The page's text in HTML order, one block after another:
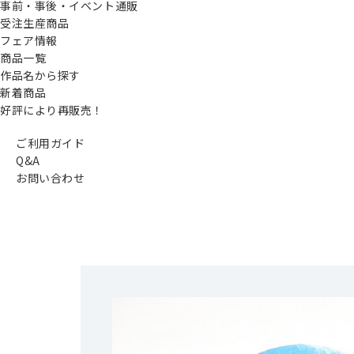
事前・事後・イベント通販
受注生産商品
フェア情報
商品一覧
作品名から探す
新着商品
好評により再販売！
ご利用ガイド
Q&A
お問い合わせ